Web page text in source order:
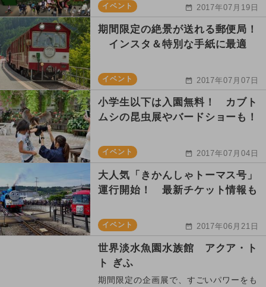
イベント 2017年07月19日
期間限定の絶景が送れる郵便局！
インスタ＆特別な手紙に最適
イベント 2017年07月07日
小学生以下は入園無料！ カブト
ムシの昆虫展やバードショーも！
イベント 2017年07月04日
大人気「きかんしゃトーマス号」
運行開始！ 最新チケット情報も
イベント 2017年06月21日
世界淡水魚園水族館 アクア・ト
ト ぎふ
期間限定の企画展で、すごいパワーをも